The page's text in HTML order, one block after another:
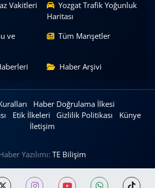
Vakitleri
Yozgat Trafik Yoğunluk
Haritası
ve
Tüm Manşetler
Haber Arşivi
Haber Doğrulama İlkesi
Etik İlkeleri Gizlilik Politikası
Künye
İletişim
Yazılımı: TE Bilişim